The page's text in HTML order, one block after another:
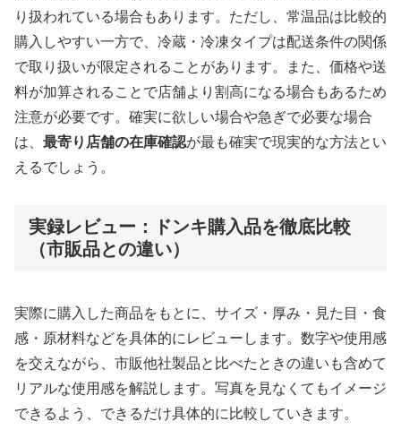
り扱われている場合もあります。ただし、常温品は比較的
購入しやすい一方で、冷蔵・冷凍タイプは配送条件の関係
で取り扱いが限定されることがあります。また、価格や送
料が加算されることで店舗より割高になる場合もあるため
注意が必要です。確実に欲しい場合や急ぎで必要な場合
は、 最寄り店舗の在庫確認が最も確実で現実的な方法とい
えるでしょう。
実録レビュー：ドンキ購入品を徹底比較
（市販品との違い）
実際に購入した商品をもとに、サイズ・厚み・見た目・食
感・原材料などを具体的にレビューします。数字や使用感
を交えながら、市販他社製品と比べたときの違いも含めて
リアルな使用感を解説します。写真を見なくてもイメージ
できるよう、できるだけ具体的に比較していきます。